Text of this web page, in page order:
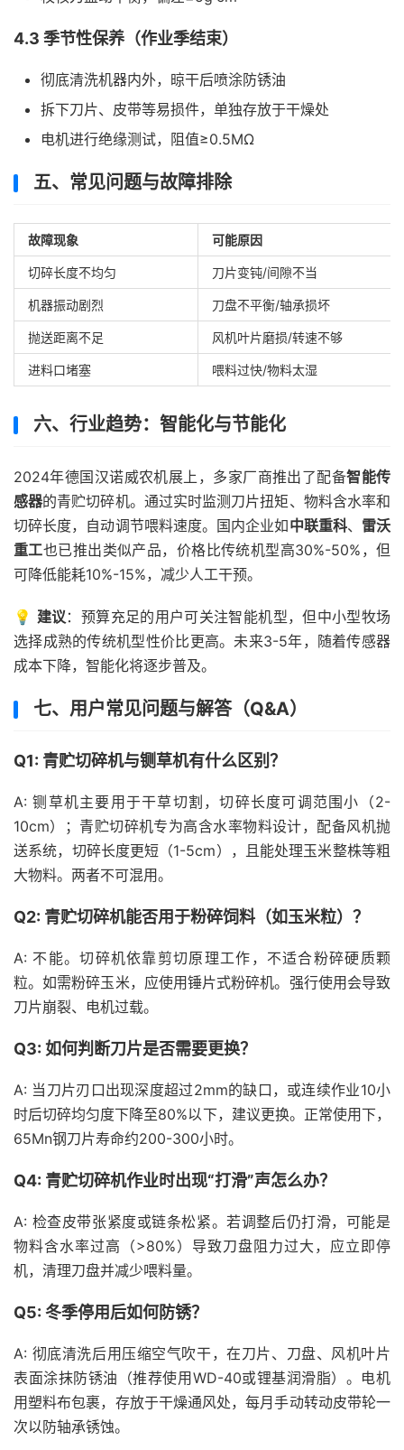
4.3 季节性保养（作业季结束）
彻底清洗机器内外，晾干后喷涂防锈油
拆下刀片、皮带等易损件，单独存放于干燥处
电机进行绝缘测试，阻值≥0.5MΩ
五、常见问题与故障排除
故障现象 可能原因
切碎长度不均匀 刀片变钝/间隙不当
机器振动剧烈 刀盘不平衡/轴承损坏
抛送距离不足 风机叶片磨损/转速不够
进料口堵塞 喂料过快/物料太湿
六、行业趋势：智能化与节能化
2024年德国汉诺威农机展上，多家厂商推出了配备智能传
感器的青贮切碎机。通过实时监测刀片扭矩、物料含水率和
切碎长度，自动调节喂料速度。国内企业如中联重科、 雷沃
重工也已推出类似产品，价格比传统机型高30%-50%，但
可降低能耗10%-15%，减少人工干预。
💡 建议：预算充足的用户可关注智能机型，但中小型牧场
选择成熟的传统机型性价比更高。未来3-5年，随着传感器
成本下降，智能化将逐步普及。
七、用户常见问题与解答（Q&A）
Q1: 青贮切碎机与铡草机有什么区别？
A: 铡草机主要用于干草切割，切碎长度可调范围小（2-
10cm）；青贮切碎机专为高含水率物料设计，配备风机抛
送系统，切碎长度更短（1-5cm），且能处理玉米整株等粗
大物料。两者不可混用。
Q2: 青贮切碎机能否用于粉碎饲料（如玉米粒）？
A: 不能。切碎机依靠剪切原理工作，不适合粉碎硬质颗
粒。如需粉碎玉米，应使用锤片式粉碎机。强行使用会导致
刀片崩裂、电机过载。
Q3: 如何判断刀片是否需要更换？
A: 当刀片刃口出现深度超过2mm的缺口，或连续作业10小
时后切碎均匀度下降至80%以下，建议更换。正常使用下，
65Mn钢刀片寿命约200-300小时。
Q4: 青贮切碎机作业时出现“打滑”声怎么办？
A: 检查皮带张紧度或链条松紧。若调整后仍打滑，可能是
物料含水率过高（>80%）导致刀盘阻力过大，应立即停
机，清理刀盘并减少喂料量。
Q5: 冬季停用后如何防锈？
A: 彻底清洗后用压缩空气吹干，在刀片、刀盘、风机叶片
表面涂抹防锈油（推荐使用WD-40或锂基润滑脂）。电机
用塑料布包裹，存放于干燥通风处，每月手动转动皮带轮一
次以防轴承锈蚀。